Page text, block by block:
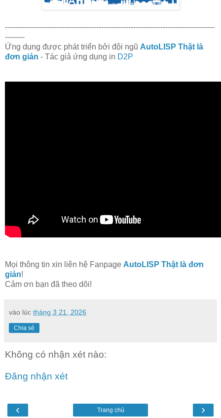
-------------------------------------------------------------------------------------
--------
Ứng dụng được phát triển bởi đội ngũ AutoLISP Thật là
đơn giản - Tác giả ứng dụng in D2P
Mọi thông tin xin liên hệ Fanpage AutoLISP Thật là đơn
giản!
Cảm ơn bạn đã theo dõi!
vào lúc tháng 3 21, 2026
Chia sẻ
Không có nhận xét nào:
Đăng nhận xét
‹ ›
Trang chủ